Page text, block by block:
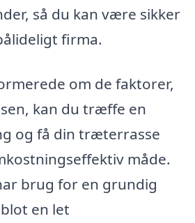
så du kan være sikker
firma.
om de faktorer,
kan du træffe en
og få din træterrasse
måde.
brug for en grundig
en let